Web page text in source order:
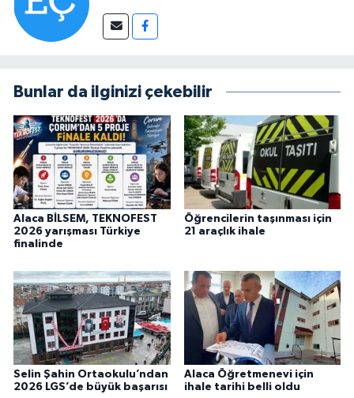
Bunlar da ilginizi çekebilir
Alaca BİLSEM, TEKNOFEST
2026 yarışması Türkiye
finalinde
Öğrencilerin taşınması için
21 araçlık ihale
Selin Şahin Ortaokulu’ndan
2026 LGS’de büyük başarısı
Alaca Öğretmenevi için
ihale tarihi belli oldu